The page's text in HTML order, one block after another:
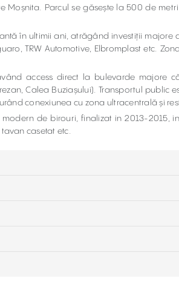
Moșnita. Parcul se găsește la 500 de
în ultimii ani, atrăgând investiții majore
TRW Automotive, Elbromplast etc.
access direct la bulevarde majore
Calea Buziașului). Transportul public
conexiunea cu zona ultracentrală și
modern de birouri, finalizat in 2013-2015,
tavan casetat etc.